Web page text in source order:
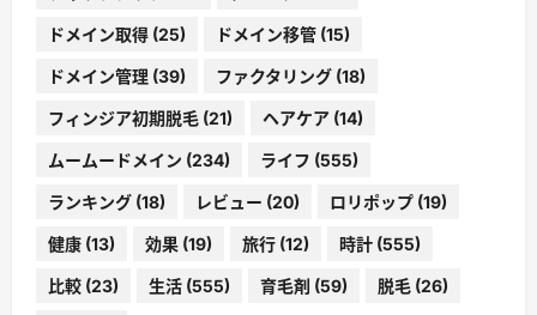
ドメイン取得 (25) ドメイン移管 (15)
ドメイン管理 (39) ファクタリング (18)
フィンジア初期脱毛 (21) ヘアケア (14)
ムームードメイン (234) ライフ (555)
ランキング (18) レビュー (20) ロリポップ (19)
健康 (13) 効果 (19) 旅行 (12) 時計 (555)
比較 (23) 生活 (555) 育毛剤 (59) 脱毛 (26)